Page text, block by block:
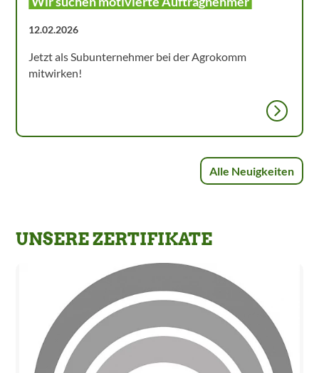
12.02.2026
Jetzt als Subunternehmer bei der Agrokomm
mitwirken!
Alle Neuigkeiten
UNSERE ZERTIFIKATE